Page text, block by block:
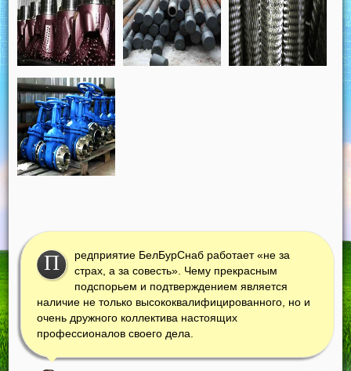
П
редприятие БелБурСнаб работает «не за
страх, а за совесть». Чему прекрасным
подспорьем и подтверждением является
наличие не только высококвалифицированного, но и
очень дружного коллектива настоящих
профессионалов своего дела.